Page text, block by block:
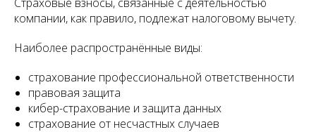
компании, как правило, подлежат налоговому вычету.
Наиболее распространённые виды:
страхование профессиональной ответственности
правовая защита
кибер-страхование и защита данных
страхование от несчастных случаев